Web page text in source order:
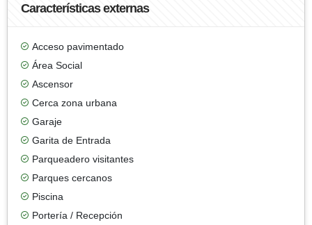
Características externas
Acceso pavimentado
Área Social
Ascensor
Cerca zona urbana
Garaje
Garita de Entrada
Parqueadero visitantes
Parques cercanos
Piscina
Portería / Recepción